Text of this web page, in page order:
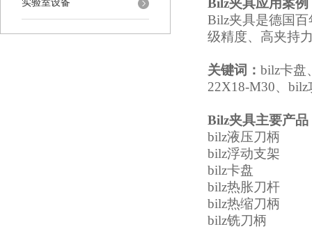
实验室设备 Bilz夹具应用案例
Bilz夹具是德国
级精度、高夹持
关键词： bilz卡盘
22X18-M30、
Bilz夹具主要产品
bilz液压刀柄
bilz浮动支架
bilz卡盘
bilz热胀刀杆
bilz热缩刀柄
bilz铣刀柄